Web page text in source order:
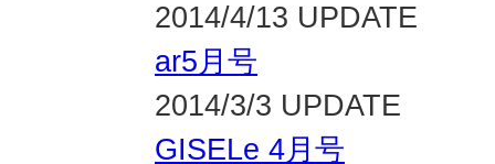
2014/4/13 UPDATE
ar5月号
2014/3/3 UPDATE
GISELe 4月号